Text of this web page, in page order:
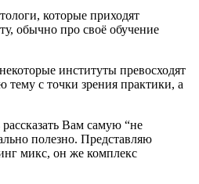
которые приходят
обычно про своё обучение
институты превосходят
тему с точки зрения практики, а
Вам самую “не
полезно. Представляю
микс, он же комплекс